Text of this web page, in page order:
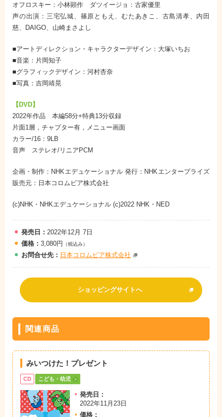
オフロスキー：小林顕作 ダツイージョ：古家優里
声の出演：三宅弘城、篠原ともえ、むたあきこ、古島清孝、内田
慈、DAIGO、山崎まさよし
■アートディレクション・キャラクターデザイン：大塚いちお
■音楽：片岡知子
■グラフィックデザイン：河村杏奈
■写真：吉岡靖晃
【DVD】
2022年作品 本編58分+特典13分収録
片面1層，チャプター有，メニュー画面
カラー/16：9LB
音声 ステレオ/リニアPCM
企画・制作：NHKエデュケーショナル 発行：NHKエンタープライズ
販売元：日本コロムビア株式会社
(c)NHK・NHKエデュケーショナル (c)2022 NHK・NED
発売日： 2022年12月 7日
価格： 3,080円 （税込み）
お問合せ先： 日本コロムビア株式会社
ショッピングサイトへ
関連商品
みいつけた！プレゼント
CD こども・幼児
発売日：
2022年11月23日
価格：